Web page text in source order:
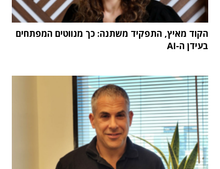
הקוד מאיץ, התפקיד משתנה: כך מנווטים המפתחים
בעידן ה-AI